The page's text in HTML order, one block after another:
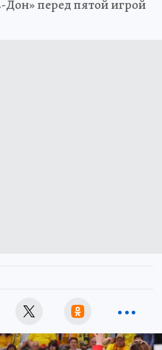
Дон» перед пятой игрой